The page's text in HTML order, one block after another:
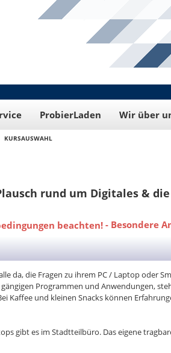
ProbierLaden Wir über
KURSAUSWAHL
rund um Digitales & die
- Besondere
da, die Fragen zu ihrem PC / Laptop oder
Programmen und Anwendungen,
Kaffee und kleinen Snacks können
gibt es im Stadtteilbüro. Das eigene